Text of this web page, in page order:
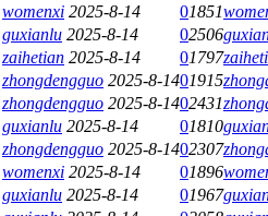
womenxi 2025-8-14 01851
guxianlu 2025-8-14 02506
zaihetian 2025-8-14 01797
zhongdengguo 2025-8-1401915
zhongdengguo 2025-8-1402431
guxianlu 2025-8-14 01810
zhongdengguo 2025-8-1402307
womenxi 2025-8-14 01896
guxianlu 2025-8-14 01967